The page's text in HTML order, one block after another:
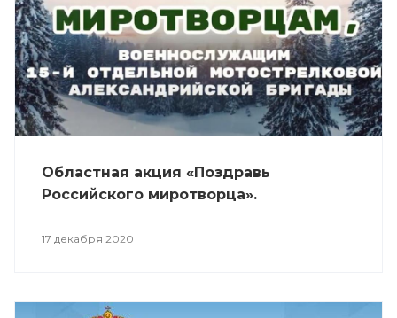
Областная акция «Поздравь
Российского миротворца».
17 декабря 2020